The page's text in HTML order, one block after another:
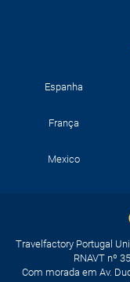
Espanha
França
Mexico
Travelfactory Portugal
RNAVT nº
Com morada em Av.